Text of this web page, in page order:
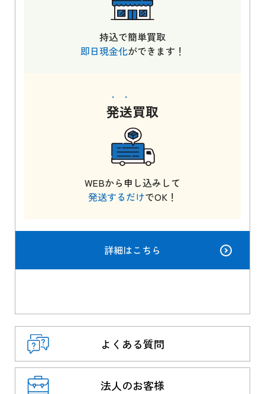
持込で簡単買取
即日現金化ができます！
発送買取
WEBから申し込みして
発送するだけでOK！
詳細はこちら
よくある質問
法人のお客様